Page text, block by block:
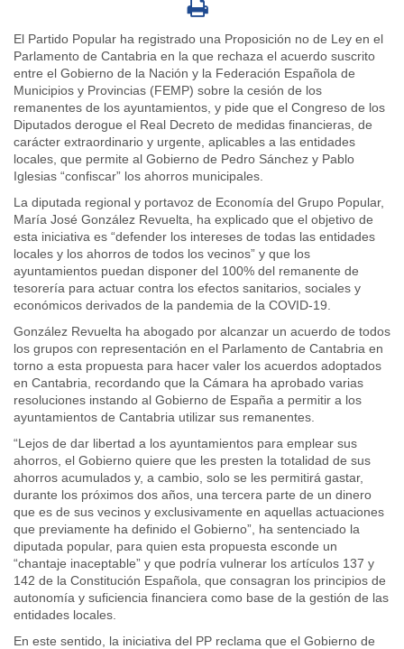
El Partido Popular ha registrado una Proposición no de Ley en el
Parlamento de Cantabria en la que rechaza el acuerdo suscrito
entre el Gobierno de la Nación y la Federación Española de
Municipios y Provincias (FEMP) sobre la cesión de los
remanentes de los ayuntamientos, y pide que el Congreso de los
Diputados derogue el Real Decreto de medidas financieras, de
carácter extraordinario y urgente, aplicables a las entidades
locales, que permite al Gobierno de Pedro Sánchez y Pablo
Iglesias “confiscar” los ahorros municipales.
La diputada regional y portavoz de Economía del Grupo Popular,
María José González Revuelta, ha explicado que el objetivo de
esta iniciativa es “defender los intereses de todas las entidades
locales y los ahorros de todos los vecinos” y que los
ayuntamientos puedan disponer del 100% del remanente de
tesorería para actuar contra los efectos sanitarios, sociales y
económicos derivados de la pandemia de la COVID-19.
González Revuelta ha abogado por alcanzar un acuerdo de todos
los grupos con representación en el Parlamento de Cantabria en
torno a esta propuesta para hacer valer los acuerdos adoptados
en Cantabria, recordando que la Cámara ha aprobado varias
resoluciones instando al Gobierno de España a permitir a los
ayuntamientos de Cantabria utilizar sus remanentes.
“Lejos de dar libertad a los ayuntamientos para emplear sus
ahorros, el Gobierno quiere que les presten la totalidad de sus
ahorros acumulados y, a cambio, solo se les permitirá gastar,
durante los próximos dos años, una tercera parte de un dinero
que es de sus vecinos y exclusivamente en aquellas actuaciones
que previamente ha definido el Gobierno”, ha sentenciado la
diputada popular, para quien esta propuesta esconde un
“chantaje inaceptable” y que podría vulnerar los artículos 137 y
142 de la Constitución Española, que consagran los principios de
autonomía y suficiencia financiera como base de la gestión de las
entidades locales.
En este sentido, la iniciativa del PP reclama que el Gobierno de